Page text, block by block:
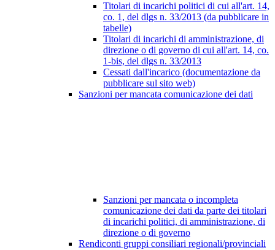
Titolari di incarichi politici di cui all'art. 14,
co. 1, del dlgs n. 33/2013 (da pubblicare in
tabelle)
Titolari di incarichi di amministrazione, di
direzione o di governo di cui all'art. 14, co.
1-bis, del dlgs n. 33/2013
Cessati dall'incarico (documentazione da
pubblicare sul sito web)
Sanzioni per mancata comunicazione dei dati
Sanzioni per mancata o incompleta
comunicazione dei dati da parte dei titolari
di incarichi politici, di amministrazione, di
direzione o di governo
Rendiconti gruppi consiliari regionali/provinciali